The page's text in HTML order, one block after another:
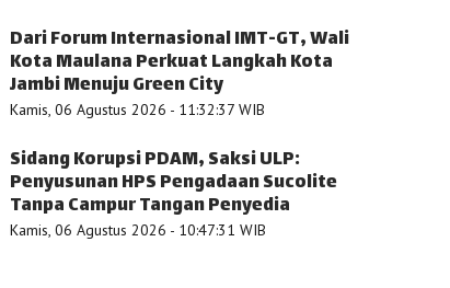
Dari Forum Internasional IMT-GT, Wali
Kota Maulana Perkuat Langkah Kota
Jambi Menuju Green City
Kamis, 06 Agustus 2026 - 11:32:37 WIB
Sidang Korupsi PDAM, Saksi ULP:
Penyusunan HPS Pengadaan Sucolite
Tanpa Campur Tangan Penyedia
Kamis, 06 Agustus 2026 - 10:47:31 WIB